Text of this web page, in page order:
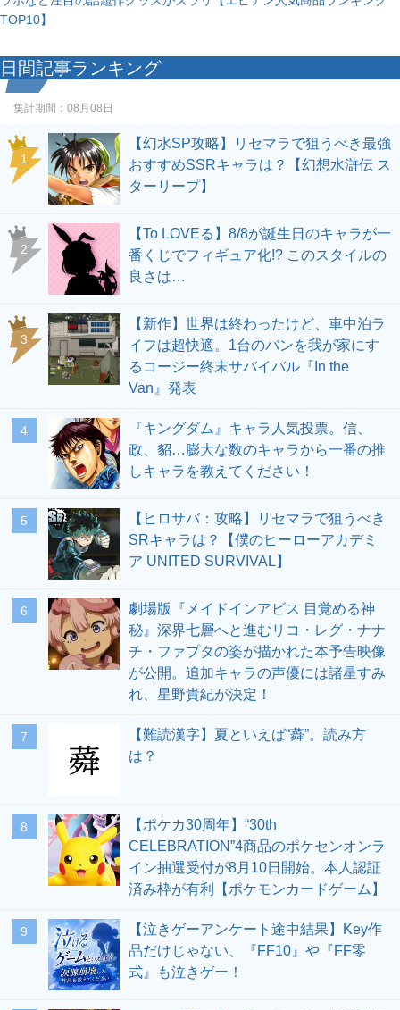
TOP10】
日間記事ランキング
集計期間： 08月08日
1
【幻水SP攻略】リセマラで狙うべき最強
おすすめSSRキャラは？【幻想水滸伝 ス
ターリープ】
2
【To LOVEる】8/8が誕生日のキャラが一
番くじでフィギュア化!? このスタイルの
良さは…
3
【新作】世界は終わったけど、車中泊ラ
イフは超快適。1台のバンを我が家にす
るコージー終末サバイバル『In the
Van』発表
4
『キングダム』キャラ人気投票。信、
政、貂…膨大な数のキャラから一番の推
しキャラを教えてください！
5
【ヒロサバ：攻略】リセマラで狙うべき
SRキャラは？【僕のヒーローアカデミ
ア UNITED SURVIVAL】
6
劇場版『メイドインアビス 目覚める神
秘』深界七層へと進むリコ・レグ・ナナ
チ・ファプタの姿が描かれた本予告映像
が公開。追加キャラの声優には諸星すみ
れ、星野貴紀が決定！
7
【難読漢字】夏といえば“蕣”。読み方
は？
8
【ポケカ30周年】“30th
CELEBRATION”4商品のポケセンオンラ
イン抽選受付が8月10日開始。本人認証
済み枠が有利【ポケモンカードゲーム】
9
【泣きゲーアンケート途中結果】Key作
品だけじゃない、『FF10』や『FF零
式』も泣きゲー！